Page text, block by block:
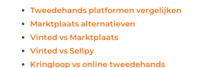
Tweedehands platformen vergelijken
Marktplaats alternatieven
Vinted vs Marktplaats
Vinted vs Sellpy
Kringloop vs online tweedehands